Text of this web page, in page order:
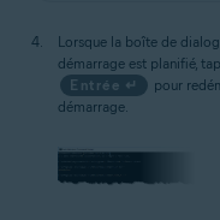
Lorsque la boîte de
démarrage est planifié,
Entrée ↵
pour
démarrage.